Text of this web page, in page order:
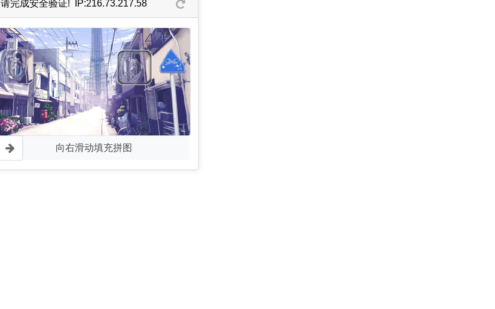
请完成安全验证! IP:216.73.217.58
向右滑动填充拼图